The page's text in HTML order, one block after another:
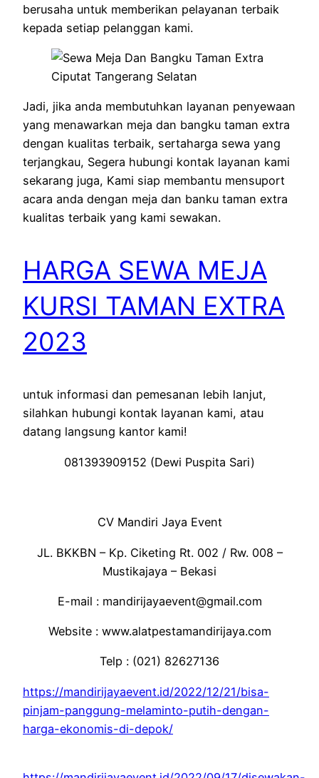
berusaha untuk memberikan pelayanan terbaik
kepada setiap pelanggan kami.
Jadi, jika anda membutuhkan layanan penyewaan
yang menawarkan meja dan bangku taman extra
dengan kualitas terbaik, sertaharga sewa yang
terjangkau, Segera hubungi kontak layanan kami
sekarang juga, Kami siap membantu mensuport
acara anda dengan meja dan banku taman extra
kualitas terbaik yang kami sewakan.
HARGA SEWA MEJA
KURSI TAMAN EXTRA
2023
untuk informasi dan pemesanan lebih lanjut,
silahkan hubungi kontak layanan kami, atau
datang langsung kantor kami!
081393909152 (Dewi Puspita Sari)
CV Mandiri Jaya Event
JL. BKKBN – Kp. Ciketing Rt. 002 / Rw. 008 –
Mustikajaya – Bekasi
E-mail : mandirijayaevent@gmail.com
Website : www.alatpestamandirijaya.com
Telp : (021) 82627136
https://mandirijayaevent.id/2022/12/21/bisa-
pinjam-panggung-melaminto-putih-dengan-
harga-ekonomis-di-depok/